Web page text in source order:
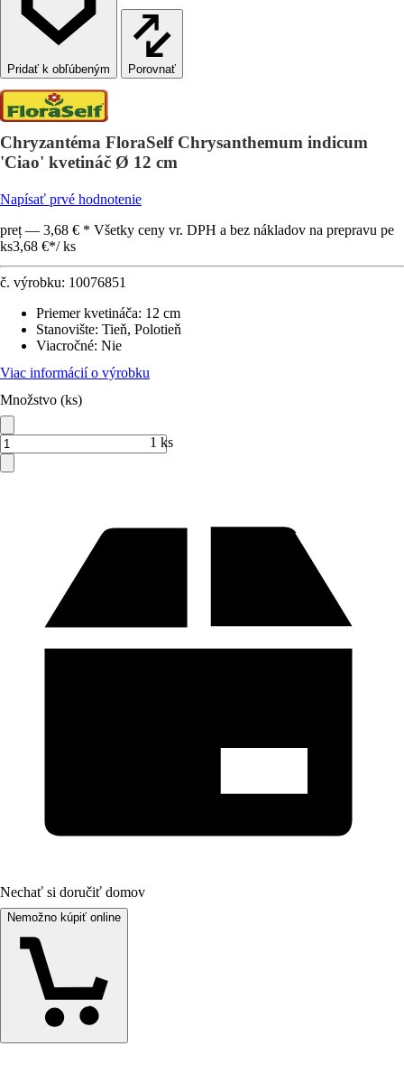
Porovnať
Chryzantéma FloraSelf Chrysanthemum indicum
'Ciao' kvetináč Ø 12 cm
Napísať prvé hodnotenie
preț — 3,68 € * Všetky ceny vr. DPH a bez nákladov na prepravu pe
ks3,68 €*/ ks
č. výrobku: 10076851
Priemer kvetináča: 12 cm
Stanovište: Tieň, Polotieň
Viacročné: Nie
Viac informácií o výrobku
Množstvo (ks)
1 ks
Nechať si doručiť domov
Nemožno kúpiť online